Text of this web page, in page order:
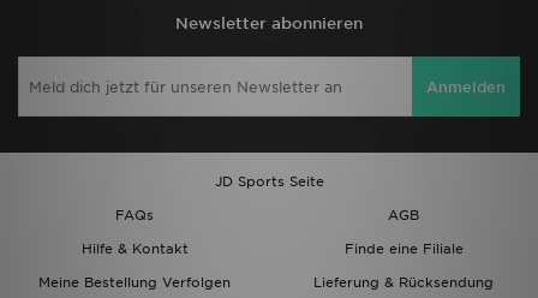
Newsletter abonnieren
Anmelden
JD Sports Seite
FAQs
AGB
Hilfe & Kontakt
Finde eine Filiale
Meine Bestellung Verfolgen
Lieferung & Rücksendung